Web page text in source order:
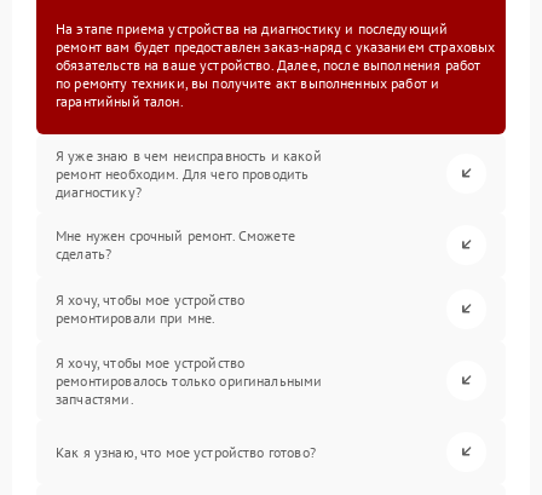
На этапе приема устройства на диагностику и последующий
ремонт вам будет предоставлен заказ-наряд с указанием страховых
обязательств на ваше устройство. Далее, после выполнения работ
по ремонту техники, вы получите акт выполненных работ и
гарантийный талон.
Я уже знаю в чем неисправность и какой
ремонт необходим. Для чего проводить
диагностику?
Мне нужен срочный ремонт. Сможете
сделать?
Я хочу, чтобы мое устройство
ремонтировали при мне.
Я хочу, чтобы мое устройство
ремонтировалось только оригинальными
запчастями.
Как я узнаю, что мое устройство готово?